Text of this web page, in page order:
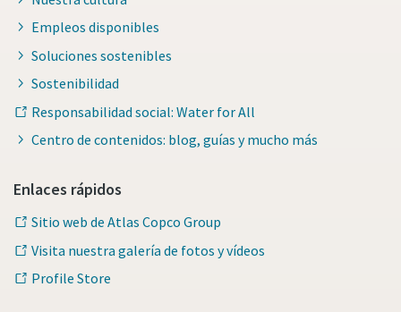
Empleos disponibles
Soluciones sostenibles
Sostenibilidad
Responsabilidad social: Water for All
Centro de contenidos: blog, guías y mucho más
Enlaces rápidos
Sitio web de Atlas Copco Group
Visita nuestra galería de fotos y vídeos
Profile Store